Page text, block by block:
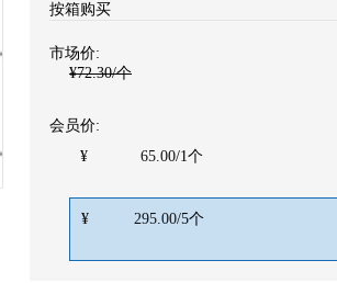
按箱购买
市场价:
¥72.30/个
会员价:
¥
65.00/1个
¥ 295.00/5个